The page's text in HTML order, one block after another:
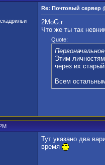
Re: Почтовый сервер
2MoG:r
Что же ты так
Quote:
Этим
через их
Всем
Тут указано два
время